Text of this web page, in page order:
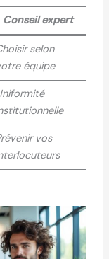
Conseil expert
selon
équipe
vos